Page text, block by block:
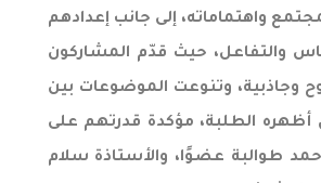
واهتماماته، إلى جانب إعدادهم
والتفاعل، حيث قدّم المشاركون
وجاذبية، وتنوعت الموضوعات بين
أظهره الطلبة، مؤكدة قدرتهم على
أحمد طوالبة عضوًا، والأستاذة سلام